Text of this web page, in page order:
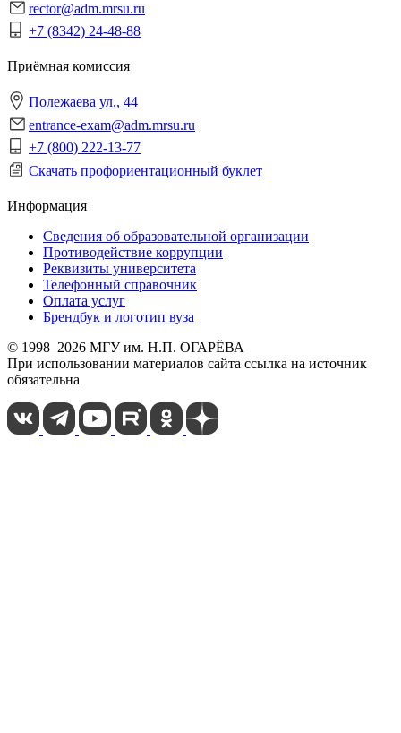
rector@adm.mrsu.ru
+7 (8342) 24-48-88
Приёмная комиссия
Полежаева ул., 44
entrance-exam@adm.mrsu.ru
+7 (800) 222-13-77
Скачать профориентационный буклет
Информация
Сведения об образовательной организации
Противодействие коррупции
Реквизиты университета
Телефонный справочник
Оплата услуг
Брендбук и логотип вуза
© 1998–2026 МГУ им. Н.П. ОГАРЁВА
При использовании материалов сайта ссылка на источник
обязательна